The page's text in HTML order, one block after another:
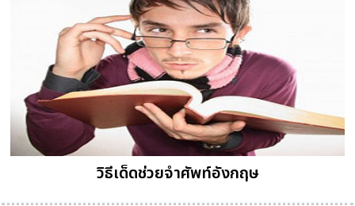
วิธีเด็ดช่วยจำศัพท์อังกฤษ